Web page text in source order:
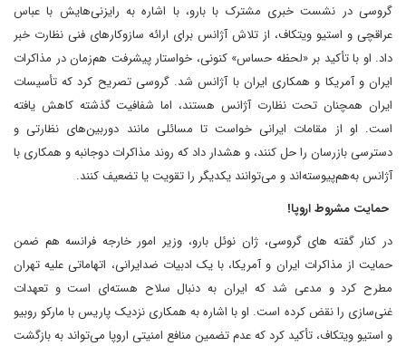
گروسی در نشست خبری مشترک با بارو، با اشاره به رایزنی‌هایش با عباس
عراقچی و استیو ویتکاف، از تلاش آژانس برای ارائه سازوکارهای فنی نظارت خبر
داد. او با تأکید بر «لحظه حساس» کنونی، خواستار پیشرفت هم‌زمان در مذاکرات
ایران و آمریکا و همکاری ایران با آژانس شد. گروسی تصریح کرد که تأسیسات
ایران همچنان تحت نظارت آژانس هستند، اما شفافیت گذشته کاهش یافته
است. او از مقامات ایرانی خواست تا مسائلی مانند دوربین‌های نظارتی و
دسترسی بازرسان را حل کنند، و هشدار داد که روند مذاکرات دوجانبه و همکاری با
آژانس به‌هم‌پیوسته‌اند و می‌توانند یکدیگر را تقویت یا تضعیف کنند.
حمایت مشروط اروپا!
در کنار گفته های گروسی، ژان نوئل بارو، وزیر امور خارجه فرانسه هم ضمن
حمایت از مذاکرات ایران و آمریکا، با یک ادبیات ضدایرانی، اتهاماتی علیه تهران
مطرح کرد و مدعی شد که ایران به دنبال سلاح هسته‌ای است و تعهدات
غنی‌سازی را نقض کرده است. او با اشاره به همکاری نزدیک پاریس با مارکو روبیو
و استیو ویتکاف، تأکید کرد که عدم تضمین منافع امنیتی اروپا می‌تواند به بازگشت